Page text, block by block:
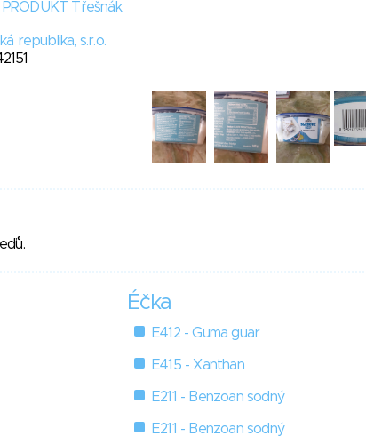
Třešnák
republika, s.r.o.
Éčka
E412 - Guma guar
E415 - Xanthan
E211 - Benzoan sodný
E211 - Benzoan sodný